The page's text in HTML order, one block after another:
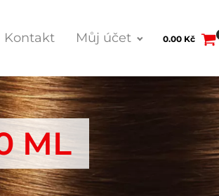
Kontakt Můj účet 0.00 Kč
ML